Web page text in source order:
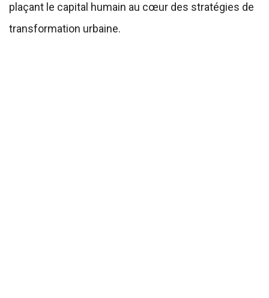
plaçant le capital humain au cœur des stratégies de
transformation urbaine.